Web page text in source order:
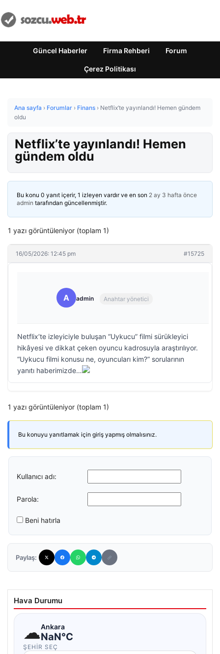
Güncel Haberler Firma Rehberi Forum
Çerez Politikası
Ana sayfa › Forumlar › Finans › Netflix’te yayınlandı! Hemen gündem
oldu
Netflix’te yayınlandı! Hemen
gündem oldu
Bu konu 0 yanıt içerir, 1 izleyen vardır ve en son 2 ay 3 hafta önce
admin tarafından güncellenmiştir.
1 yazı görüntüleniyor (toplam 1)
16/05/2026: 12:45 pm #15725
A admin Anahtar yönetici
Netflix’te izleyiciyle buluşan “Uykucu” filmi sürükleyici
hikâyesi ve dikkat çeken oyuncu kadrosuyla araştırılıyor.
“Uykucu filmi konusu ne, oyuncuları kim?” sorularının
yanıtı haberimizde…
1 yazı görüntüleniyor (toplam 1)
Bu konuyu yanıtlamak için giriş yapmış olmalısınız.
Kullanıcı adı:
Parola:
Beni hatırla
Paylaş:
Hava Durumu
☁Ankara
NaN°C
ŞEHIR SEÇ